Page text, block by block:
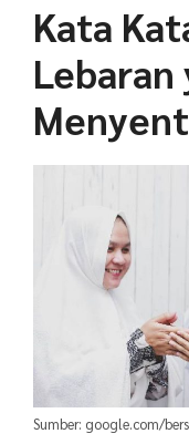
Kata
Lebaran
Sumber: google.com/